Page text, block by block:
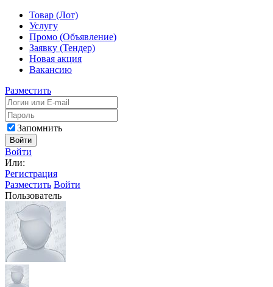
Товар (Лот)
Услугу
Промо (Объявление)
Заявку (Тендер)
Новая акция
Вакансию
Разместить
Запомнить
Войти
Войти
Или:
Регистрация
Разместить Войти
Пользователь